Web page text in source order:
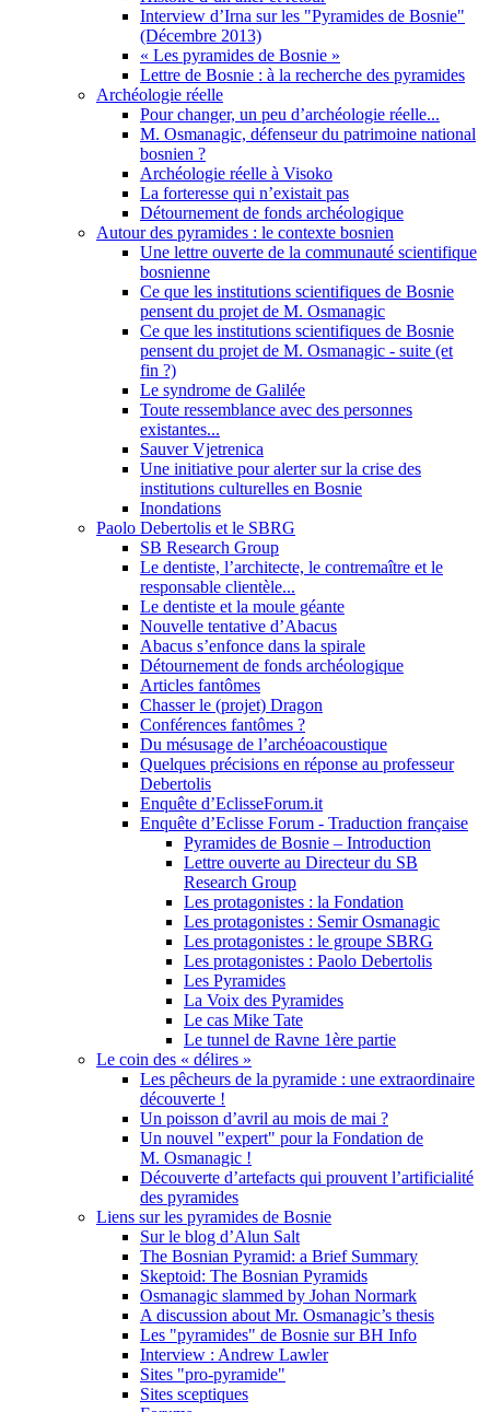
Interview d’Irna sur les "Pyramides de Bosnie"
(Décembre 2013)
« Les pyramides de Bosnie »
Lettre de Bosnie : à la recherche des pyramides
Archéologie réelle
Pour changer, un peu d’archéologie réelle...
M. Osmanagic, défenseur du patrimoine national
bosnien ?
Archéologie réelle à Visoko
La forteresse qui n’existait pas
Détournement de fonds archéologique
Autour des pyramides : le contexte bosnien
Une lettre ouverte de la communauté scientifique
bosnienne
Ce que les institutions scientifiques de Bosnie
pensent du projet de M. Osmanagic
Ce que les institutions scientifiques de Bosnie
pensent du projet de M. Osmanagic - suite (et
fin ?)
Le syndrome de Galilée
Toute ressemblance avec des personnes
existantes...
Sauver Vjetrenica
Une initiative pour alerter sur la crise des
institutions culturelles en Bosnie
Inondations
Paolo Debertolis et le SBRG
SB Research Group
Le dentiste, l’architecte, le contremaître et le
responsable clientèle...
Le dentiste et la moule géante
Nouvelle tentative d’Abacus
Abacus s’enfonce dans la spirale
Détournement de fonds archéologique
Articles fantômes
Chasser le (projet) Dragon
Conférences fantômes ?
Du mésusage de l’archéoacoustique
Quelques précisions en réponse au professeur
Debertolis
Enquête d’EclisseForum.it
Enquête d’Eclisse Forum - Traduction française
Pyramides de Bosnie – Introduction
Lettre ouverte au Directeur du SB
Research Group
Les protagonistes : la Fondation
Les protagonistes : Semir Osmanagic
Les protagonistes : le groupe SBRG
Les protagonistes : Paolo Debertolis
Les Pyramides
La Voix des Pyramides
Le cas Mike Tate
Le tunnel de Ravne 1ère partie
Le coin des « délires »
Les pêcheurs de la pyramide : une extraordinaire
découverte !
Un poisson d’avril au mois de mai ?
Un nouvel "expert" pour la Fondation de
M. Osmanagic !
Découverte d’artefacts qui prouvent l’artificialité
des pyramides
Liens sur les pyramides de Bosnie
Sur le blog d’Alun Salt
The Bosnian Pyramid: a Brief Summary
Skeptoid: The Bosnian Pyramids
Osmanagic slammed by Johan Normark
A discussion about Mr. Osmanagic’s thesis
Les "pyramides" de Bosnie sur BH Info
Interview : Andrew Lawler
Sites "pro-pyramide"
Sites sceptiques